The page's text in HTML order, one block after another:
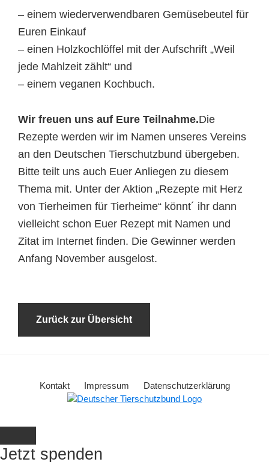
– einem wiederverwendbaren Gemüsebeutel für
Euren Einkauf
– einen Holzkochlöffel mit der Aufschrift „Weil
jede Mahlzeit zählt“ und
– einem veganen Kochbuch.
Wir freuen uns auf Eure Teilnahme.Die
Rezepte werden wir im Namen unseres Vereins
an den Deutschen Tierschutzbund übergeben.
Bitte teilt uns auch Euer Anliegen zu diesem
Thema mit. Unter der Aktion „Rezepte mit Herz
von Tierheimen für Tierheime“ könnt´ ihr dann
vielleicht schon Euer Rezept mit Namen und
Zitat im Internet finden. Die Gewinner werden
Anfang November ausgelost.
Zurück zur Übersicht
Kontakt Impressum Datenschutzerklärung
Jetzt spenden